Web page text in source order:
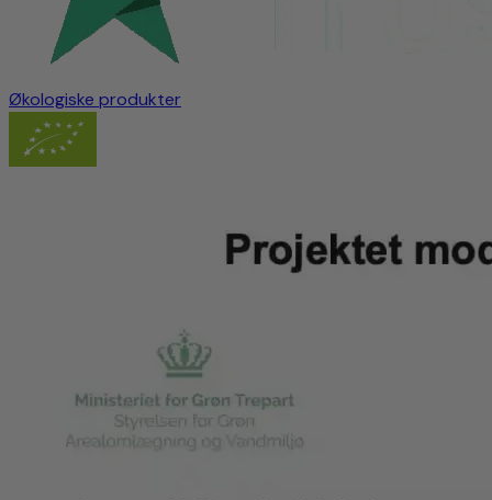
Økologiske produkter